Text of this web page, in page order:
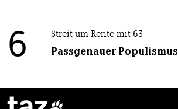
6 Streit um Rente mit 63
Passgenauer Populismus